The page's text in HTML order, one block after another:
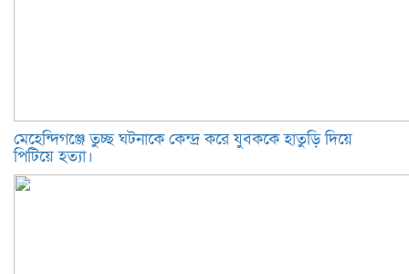
মেহেন্দিগঞ্জে তুচ্ছ ঘটনাকে কেন্দ্র করে যুবককে হাতুড়ি দিয়ে
পিটিয়ে হত্যা।